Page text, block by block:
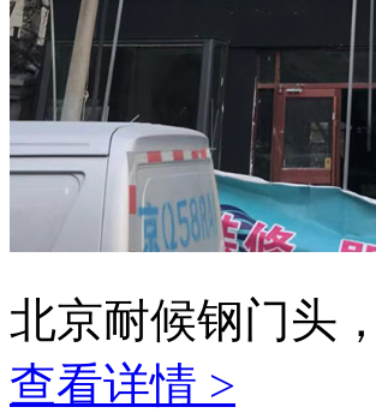
北京耐候钢门头
查看详情 >